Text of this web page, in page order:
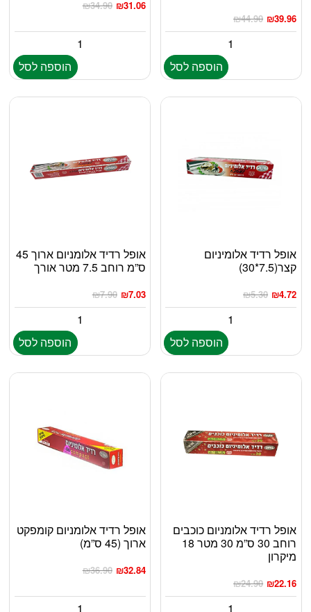
₪44.90 ₪39.96
הוספה לסל
₪34.90 ₪31.06
הוספה לסל
אופל רדיד אלומיניום
קצר(7.5*30)
₪5.30 ₪4.72
הוספה לסל
אופל רדיד אלומניום ארוך 45
ס”מ רוחב 7.5 מטר אורך
₪7.90 ₪7.03
הוספה לסל
אופל רדיד אלומניום כוכבים
רוחב 30 ס”מ 30 מטר 18
מיקרון
₪24.90 ₪22.16
אופל רדיד אלומניום קומפקט
ארוך (45 ס”מ)
₪36.90 ₪32.84